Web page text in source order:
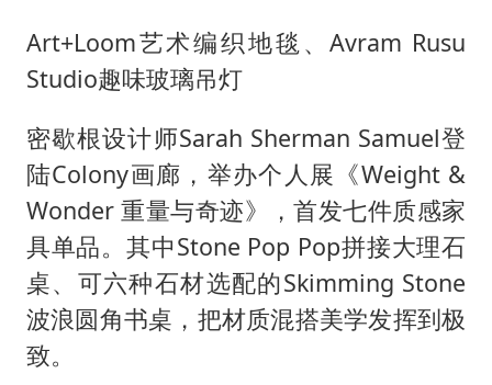
Art+Loom艺术编织地毯、Avram Rusu
Studio趣味玻璃吊灯
密歇根设计师Sarah Sherman Samuel登
陆Colony画廊，举办个人展《Weight &
Wonder 重量与奇迹》，首发七件质感家
具单品。其中Stone Pop Pop拼接大理石
桌、可六种石材选配的Skimming Stone
波浪圆角书桌，把材质混搭美学发挥到极
致。